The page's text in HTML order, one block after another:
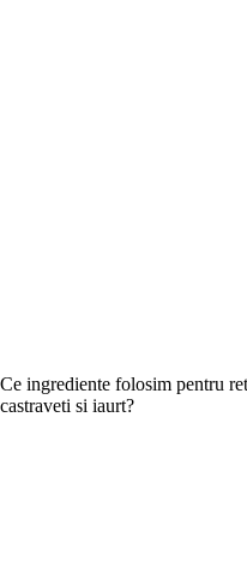
Ce ingrediente folosim pentru
castraveti si iaurt?